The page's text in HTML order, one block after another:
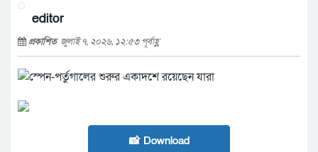
editor
প্রকাশিত জুলাই ৭, ২০২৬, ১২:৫৩ পূর্বাহ্ণ
📸 Download